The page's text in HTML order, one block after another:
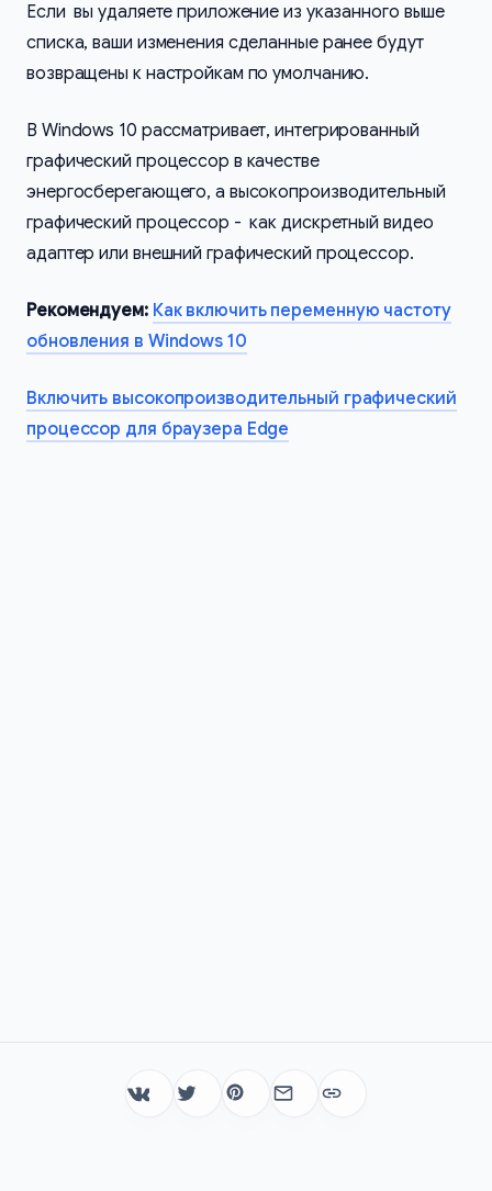
Если вы удаляете приложение из указанного выше
списка, ваши изменения сделанные ранее будут
возвращены к настройкам по умолчанию.
В Windows 10 рассматривает, интегрированный
графический процессор в качестве
энергосберегающего, а высокопроизводительный
графический процессор - как дискретный видео
адаптер или внешний графический процессор.
Рекомендуем: Как включить переменную частоту
обновления в Windows 10
Включить высокопроизводительный графический
процессор для браузера Edge